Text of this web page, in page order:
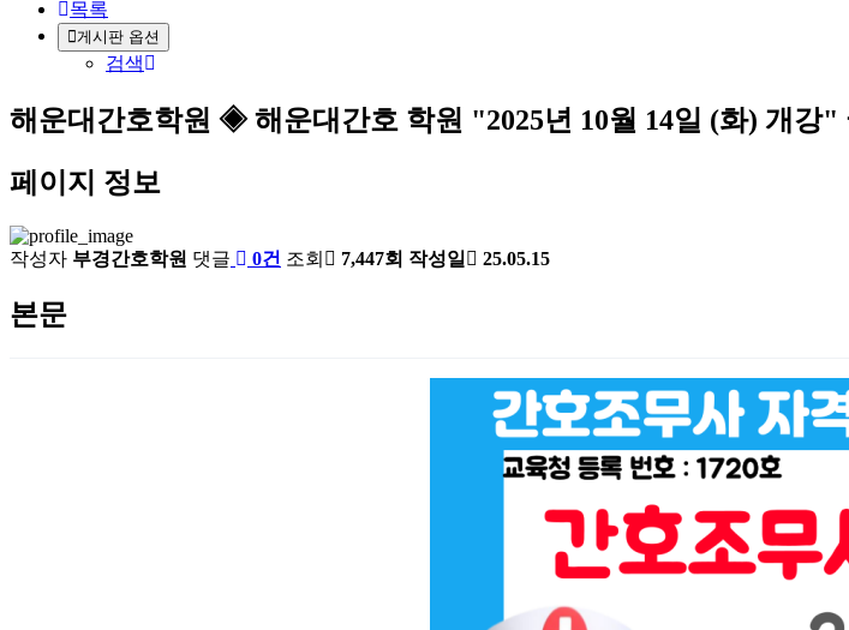
목록
게시판 옵션
검색
해운대간호학원 ◈ 해운대간호 학원 "2025년 10월 14일 (화) 개강
페이지 정보
작성자 부경간호학원 댓글 0건 조회 7,447회 작성일 25.05.15
본문